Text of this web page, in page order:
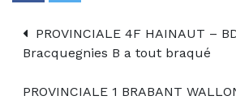
PROVINCIALE 4F HAINAUT –
Bracquegnies B a tout braqué
PROVINCIALE 1 BRABANT